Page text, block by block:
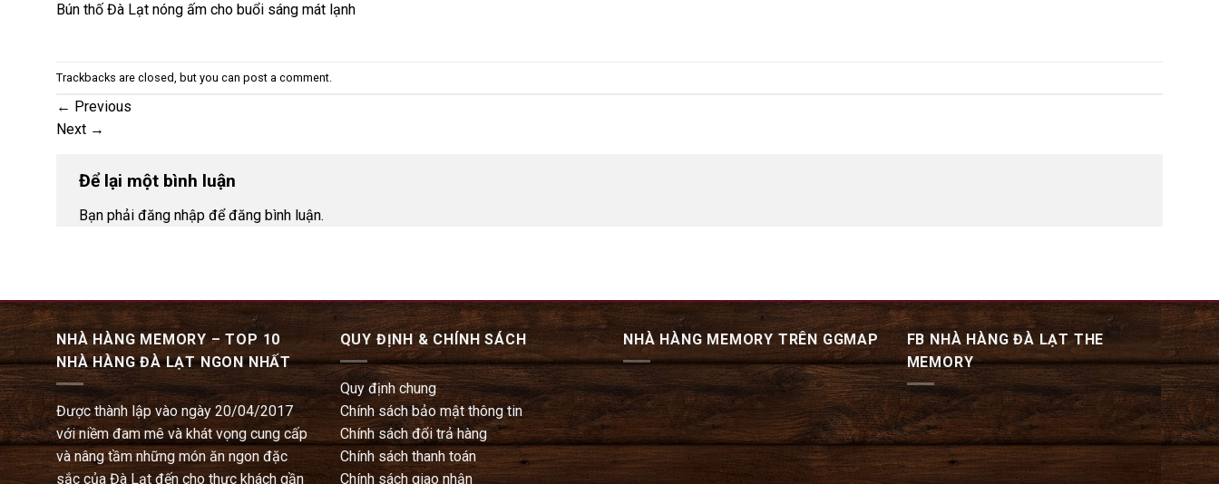
Bún thố Đà Lạt nóng ấm cho buổi sáng mát lạnh
Trackbacks are closed, but you can post a comment
← Previous
Next →
Để lại một bình luận
Bạn phải đăng nhập để đăng bình luận.
NHÀ HÀNG MEMORY – TOP 10
NHÀ HÀNG ĐÀ LẠT NGON NHẤT
Được thành lập vào ngày 20/04/2017
với niềm đam mê và khát vọng cung cấp
và nâng tầm những món ăn ngon đặc
sắc của Đà Lạt đến cho thực khách gần
QUY ĐỊNH & CHÍNH SÁCH
Quy định chung
Chính sách bảo mật thông tin
Chính sách đổi trả hàng
Chính sách thanh toán
Chính sách giao nhận
NHÀ HÀNG MEMORY TRÊN GGMAP
FB NHÀ HÀNG ĐÀ LẠT THE
MEMORY